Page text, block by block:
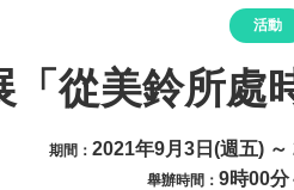
活動
「從美鈴所處
期間： 2021年9月3日(週五)
舉辦時間： 9時00分